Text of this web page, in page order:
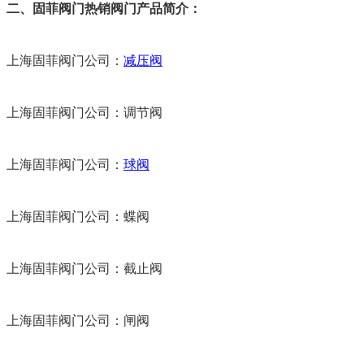
二、固菲阀门热销阀门产品简介：
上海固菲阀门公司： 减压阀
上海固菲阀门公司：调节阀
上海固菲阀门公司： 球阀
上海固菲阀门公司：蝶阀
上海固菲阀门公司：截止阀
上海固菲阀门公司：闸阀